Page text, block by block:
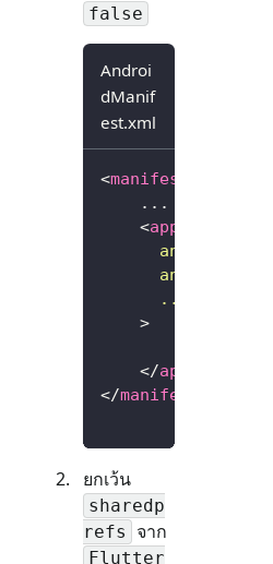
false
Androi
dManif
est.xml
<manifest
    ...
<application
android:
android:
...
>
</application
</manifest
ยกเว้น
sharedp
refs
จาก
Flutter